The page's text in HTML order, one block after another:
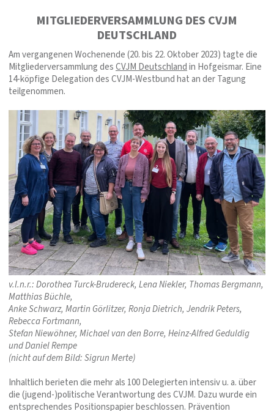
MITGLIEDERVERSAMMLUNG DES CVJM
DEUTSCHLAND
Am vergangenen Wochenende (20. bis 22. Oktober 2023) tagte die
Mitgliederversammlung desCVJM Deutschlandin Hofgeismar. Eine
14-köpfige Delegation des CVJM-Westbund hat an der Tagung
teilgenommen.
v.l.n.r.: Dorothea Turck-Brudereck, Lena Niekler, Thomas Bergmann,
Matthias Büchle,
Anke Schwarz, Martin Görlitzer, Ronja Dietrich, Jendrik Peters,
Rebecca Fortmann,
Stefan Niewöhner, Michael van den Borre, Heinz-Alfred Geduldig
und Daniel Rempe
(nicht auf dem Bild: Sigrun Merte)
Inhaltlich berieten die mehr als 100 Delegierten intensiv u. a. über
die (jugend-)politische Verantwortung des CVJM. Dazu wurde ein
entsprechendes Positionspapier beschlossen. Prävention